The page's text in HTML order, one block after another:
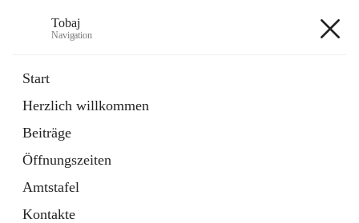
Tobaj
Navigation
Start
Herzlich willkommen
Beiträge
Öffnungszeiten
Amtstafel
Kontakte
Externe Webseite
in
Tab
Formulare
2 Schnellzugriffe